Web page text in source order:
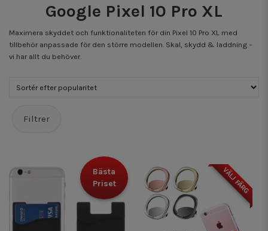
Google Pixel 10 Pro XL
Maximera skyddet och funktionaliteten för din Pixel 10 Pro XL med
tillbehör anpassade för den större modellen. Skal, skydd & laddning –
vi har allt du behöver.
Filtrer
Bästa
Priset
VÄLJ FÄRG